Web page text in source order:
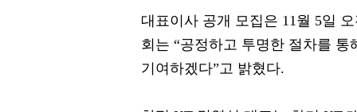
대표이사 공개 모집은 11월 5일
회는 “공정하고 투명한 절차를
기여하겠다”고 밝혔다.